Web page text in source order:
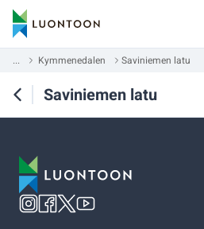
... Kymmenedalen Saviniemen latu
Saviniemen latu